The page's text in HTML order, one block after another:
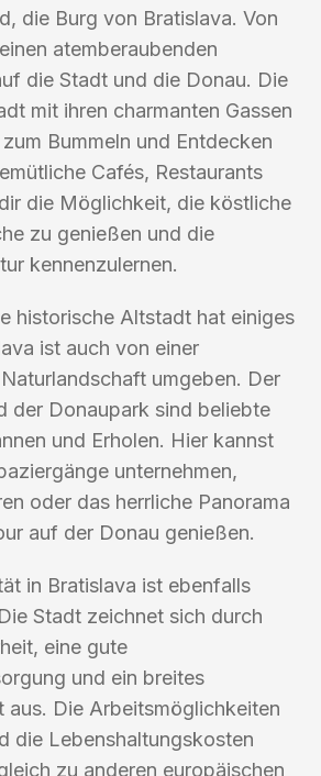
die Burg von Bratislava. Von
atemberaubenden
die Stadt und die Donau. Die
mit ihren charmanten Gassen
Bummeln und Entdecken
Cafés, Restaurants
die Möglichkeit, die köstliche
zu genießen und die
kennenzulernen.
historische Altstadt hat einiges
ist auch von einer
umgeben. Der
der Donaupark sind beliebte
und Erholen. Hier kannst
unternehmen,
oder das herrliche Panorama
auf der Donau genießen.
in Bratislava ist ebenfalls
Stadt zeichnet sich durch
eine gute
und ein breites
aus. Die Arbeitsmöglichkeiten
die Lebenshaltungskosten
zu anderen europäischen